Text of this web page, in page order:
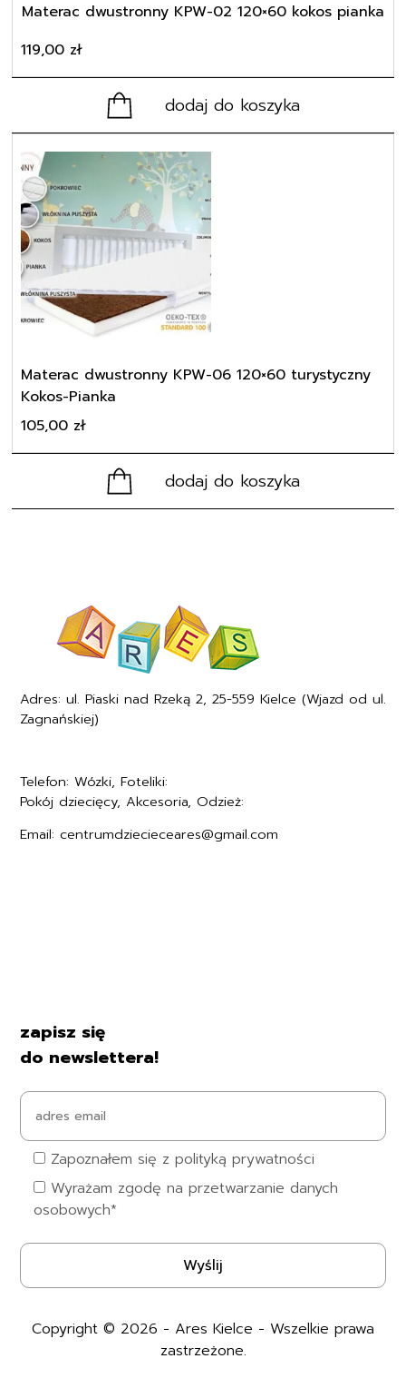
Materac dwustronny KPW-02 120×60 kokos pianka
119,00 zł
dodaj do koszyka
Materac dwustronny KPW-06 120×60 turystyczny
Kokos-Pianka
105,00 zł
dodaj do koszyka
Adres: ul. Piaski nad Rzeką 2, 25-559 Kielce (Wjazd od ul.
Zagnańskiej)
Telefon: Wózki, Foteliki:
Pokój dziecięcy, Akcesoria, Odzież:
Email: centrumdziecieceares@gmail.com
zapisz się
do newslettera!
Zapoznałem się z polityką prywatności
Wyrażam zgodę na przetwarzanie danych
osobowych*
Copyright © 2026 - Ares Kielce - Wszelkie prawa
zastrzeżone.